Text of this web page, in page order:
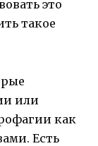
это
такое
или
как
Есть